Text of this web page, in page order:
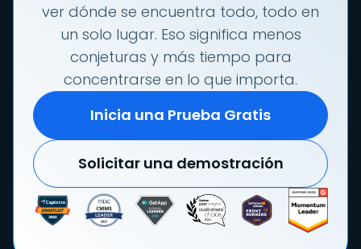
ver dónde se encuentra todo, todo en
un solo lugar. Eso significa menos
conjeturas y más tiempo para
concentrarse en lo que importa.
Inicia una Prueba Gratis
Solicitar una demostración